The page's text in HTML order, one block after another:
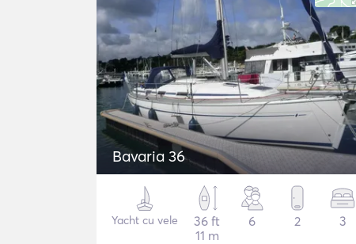
Bavaria 36
Yacht cu vele
36 ft
11 m
6 2 3